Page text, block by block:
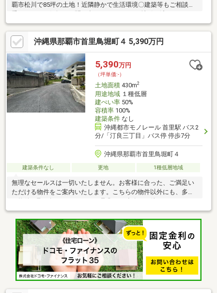
覇市松川で85坪の土地！近隣静かで生活環境〇建築等もご相談に
す♪こちらは那覇でなかなか出ない自然豊かな土地です♪ですが、
新都心（おもろまち駅）まで車で7分、サンエー真嘉比店まで車で
4分、那覇市立病院まで車で5分と好立地！自然と都会の両方感じ
たいあなたにオススメです＾＾お問合せお待ちしておりま
す！！！※徒歩5分圏内に契約駐車場（別契約）も多数あります！
沖縄県那覇市首里鳥堀町４ 5,390万円
5,390万円
（坪単価:-）
土地面積430m2
用途地域１種低層
建ぺい率50%
容積率100%
建築条件なし
沖縄都市モノレール 首里駅 バス2
分/「汀良三丁目」バス停 停歩7分
沖縄県那覇市首里鳥堀町４
建築条件なし 更地 1種低層地域
無理なセールスは一切いたしません。お客様に合った、ご満足い
ただける物件をご案内いたします。こちらの物件以外にも、多数
の物件を取り扱っております。是非、ご連絡をお待ちしておりま
す！協定通路面積：約５７．７８㎡※建築条件なし。※敷地内に水
路があります。※お好きなプランで建築後に、宅地への地目変更
が可能になります。